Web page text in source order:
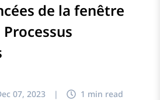
de la fenêtre
PDF
07, 2023 | 1 min read